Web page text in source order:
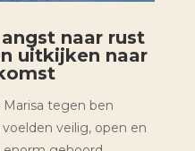
naar rust
uitkijken naar
tegen ben
veilig, open en